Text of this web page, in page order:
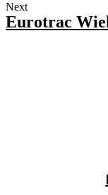
Next
Eurotrac